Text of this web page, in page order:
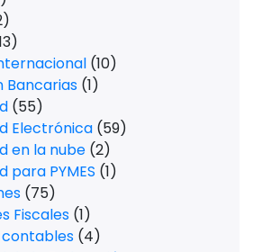
(10)
Bancarias (1)
(55)
Electrónica (59)
en la nube (2)
para PYMES (1)
(75)
Fiscales (1)
(4)